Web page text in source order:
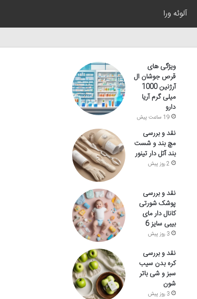
آلوئه ورا
ویژگی های
قرص جوشان ال
آرژنین 1000
میلی گرم آریا
دارو
19 ساعت پیش
نقد و بررسی
مچ بند و شست
بند آتل دار تینور
2 روز پیش
نقد و بررسی
پوشک شورتی
کانال دار مای
بیبی سایز 6
3 روز پیش
نقد و بررسی
کره بدن سیب
سبز و شی باتر
شون
3 روز پیش